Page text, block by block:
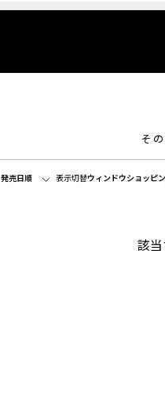
そ
発売日順 表示切替ウィンドウショッピ
該当